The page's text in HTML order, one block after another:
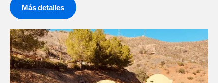
Más detalles